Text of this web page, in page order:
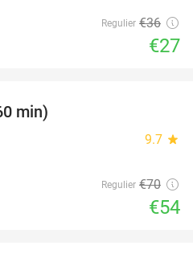
Regulier €36
€27
min)
9.7 star
Regulier €70
€54